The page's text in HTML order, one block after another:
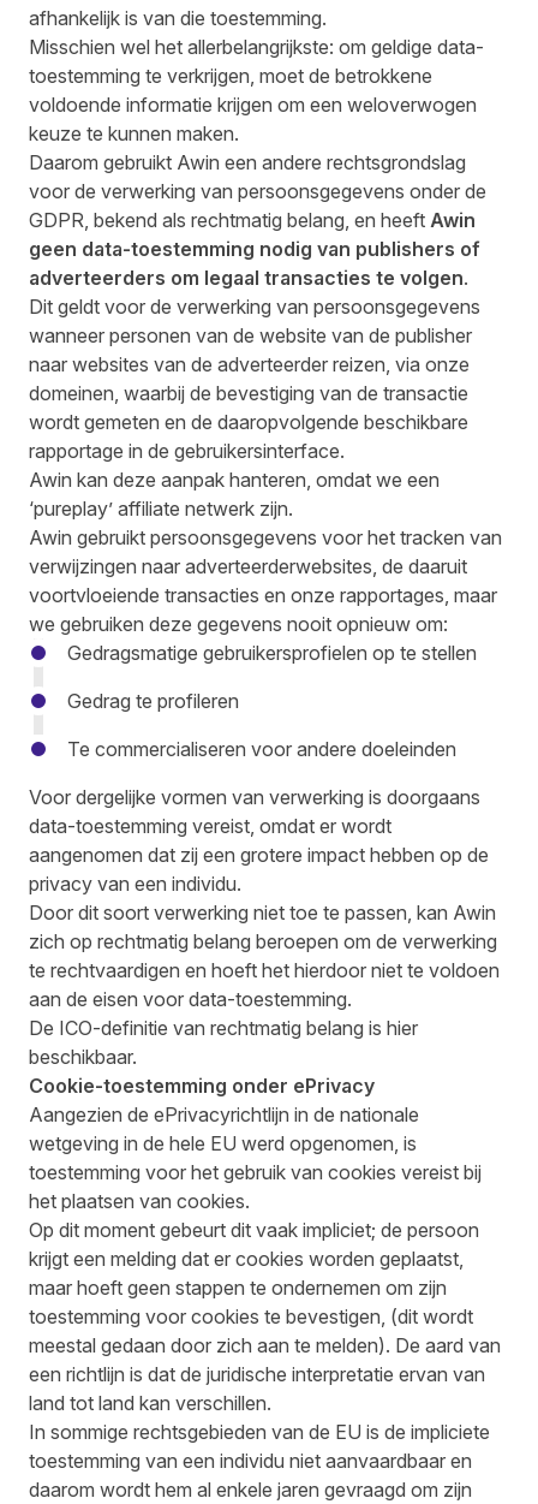
afhankelijk is van die toestemming.
Misschien wel het allerbelangrijkste: om geldige data-
toestemming te verkrijgen, moet de betrokkene
voldoende informatie krijgen om een weloverwogen
keuze te kunnen maken.
Daarom gebruikt Awin een andere rechtsgrondslag
voor de verwerking van persoonsgegevens onder de
GDPR, bekend als rechtmatig belang, en heeft Awin
geen data-toestemming nodig van publishers of
adverteerders om legaal transacties te volgen.
Dit geldt voor de verwerking van persoonsgegevens
wanneer personen van de website van de publisher
naar websites van de adverteerder reizen, via onze
domeinen, waarbij de bevestiging van de transactie
wordt gemeten en de daaropvolgende beschikbare
rapportage in de gebruikersinterface.
Awin kan deze aanpak hanteren, omdat we een
‘pureplay’ affiliate netwerk zijn.
Awin gebruikt persoonsgegevens voor het tracken van
verwijzingen naar adverteerderwebsites, de daaruit
voortvloeiende transacties en onze rapportages, maar
we gebruiken deze gegevens nooit opnieuw om:
Gedragsmatige gebruikersprofielen op te stellen
Gedrag te profileren
Te commercialiseren voor andere doeleinden
Voor dergelijke vormen van verwerking is doorgaans
data-toestemming vereist, omdat er wordt
aangenomen dat zij een grotere impact hebben op de
privacy van een individu.
Door dit soort verwerking niet toe te passen, kan Awin
zich op rechtmatig belang beroepen om de verwerking
te rechtvaardigen en hoeft het hierdoor niet te voldoen
aan de eisen voor data-toestemming.
De ICO-definitie van rechtmatig belang is hier
beschikbaar.
Cookie-toestemming onder ePrivacy
Aangezien de ePrivacyrichtlijn in de nationale
wetgeving in de hele EU werd opgenomen, is
toestemming voor het gebruik van cookies vereist bij
het plaatsen van cookies.
Op dit moment gebeurt dit vaak impliciet; de persoon
krijgt een melding dat er cookies worden geplaatst,
maar hoeft geen stappen te ondernemen om zijn
toestemming voor cookies te bevestigen, (dit wordt
meestal gedaan door zich aan te melden). De aard van
een richtlijn is dat de juridische interpretatie ervan van
land tot land kan verschillen.
In sommige rechtsgebieden van de EU is de impliciete
toestemming van een individu niet aanvaardbaar en
daarom wordt hem al enkele jaren gevraagd om zijn